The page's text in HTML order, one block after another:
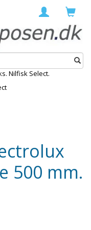
Nilfisk Select.
500 mm.